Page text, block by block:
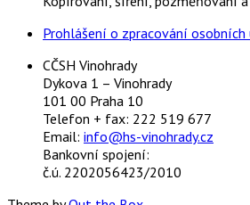
Prohlášení o zpracování osobních
CČSH Vinohrady
Dykova 1 – Vinohrady
101 00 Praha 10
Telefon + fax: 222 519 677
Email: info@hs-vinohrady.cz
Bankovní spojení:
č.ú. 2202056423/2010